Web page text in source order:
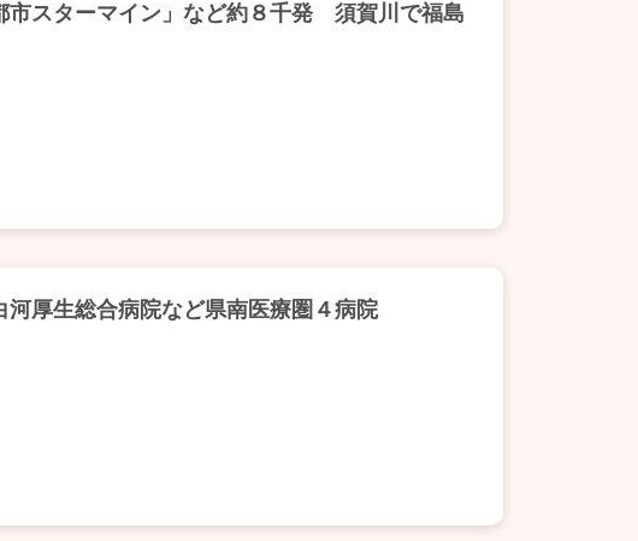
スターマイン」など約８千発 須賀川で福島
厚生総合病院など県南医療圏４病院